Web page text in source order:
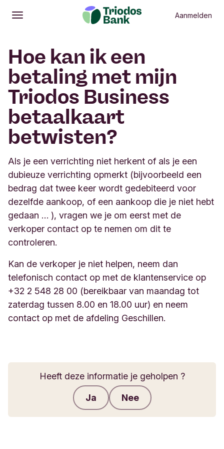
Openen
Hoofdmenu Aanmelden
Hoe kan ik een
betaling met mijn
Triodos Business
betaalkaart
betwisten?
Als je een verrichting niet herkent of als je een
dubieuze verrichting opmerkt (bijvoorbeeld een
bedrag dat twee keer wordt gedebiteerd voor
dezelfde aankoop, of een aankoop die je niet hebt
gedaan … ), vragen we je om eerst met de
verkoper contact op te nemen om dit te
controleren.
Kan de verkoper je niet helpen, neem dan
telefonisch contact op met de klantenservice op
+32 2 548 28 00 (bereikbaar van maandag tot
zaterdag tussen 8.00 en 18.00 uur) en neem
contact op met de afdeling Geschillen.
Heeft deze informatie je geholpen ?
Ja Nee